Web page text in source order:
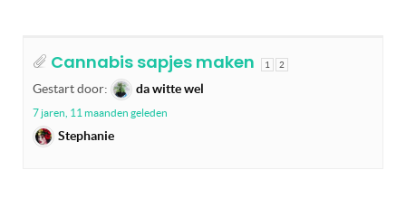
Cannabis sapjes maken 1 2
Gestart door: da witte wel
7 jaren, 11 maanden geleden
Stephanie